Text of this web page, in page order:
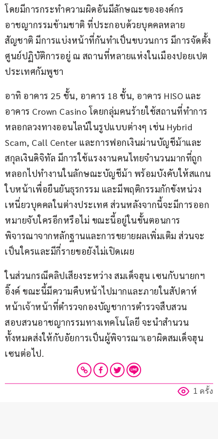
โดยมีการกระทำความผิดอันมีลักษณะขององค์กร
อาชญากรรมข้ามชาติ ที่ประกอบด้วยบุคคลหลาย
สัญชาติ มีการแบ่งหน้าที่กันทำเป็นขบวนการ มีการจัดตั้ง
ศูนย์ปฏิบัติการอยู่ ณ สถานที่หลายแห่งในเมืองปอยเปต
ประเทศกัมพูชา
อาทิ อาคาร 25 ชั้น, อาคาร 18 ชั้น, อาคาร HISO และ
อาคาร Crown Casino โดยกลุ่มคนร้ายใช้สถานที่ทำการ
หลอกลวงทางออนไลน์ในรูปแบบต่างๆ เช่น Hybrid
Scam, Call Center และการฟอกเงินผ่านบัญชีม้าและ
สกุลเงินดิจิทัล มีการใช้แรงงานคนไทยจำนวนมากที่ถูก
หลอกไปทำงานในลักษณะบัญชีม้า พร้อมบังคับให้สแกน
ใบหน้าเพื่อยืนยันธุรกรรม และมีพฤติกรรมกักขังหน่วง
เหนี่ยวบุคคลในต่างประเทศ ส่วนหลังจากนี้จะมีการออก
หมายจับใครอีกหรือไม่ ขณะนี้อยู่ในขั้นตอนการ
พิจารณาจากหลักฐานและการขยายผลเพิ่มเติม ส่วนจะ
เป็นใครและมีกี่รายขอยังไม่เปิดเผย
ในส่วนกรณีคลิปเสียงระหว่าง สมเด็จฮุน เซนกับนายกฯ
อิ๊งค์ ขณะนี้มีความคืบหน้าไปมากและภายในสัปดาห์
หน้าเจ้าหน้าที่ตำรวจกองบัญชาการตำรวจสืบสวน
สอบสวนอาชญากรรมทางเทคโนโลยี จะนำสำนวน
ทั้งหมดส่งให้กับอัยการเป็นผู้พิจารณาเอาผิดสมเด็จฮุน
เซนต่อไป.
1 ครั้ง